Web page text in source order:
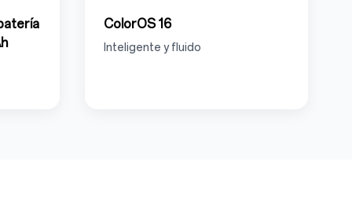
ColorOS 16
Inteligente y fluido